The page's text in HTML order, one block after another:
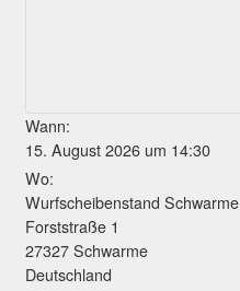
Wann:
15. August 2026 um 14:30
Wo:
Wurfscheibenstand Schwarme
Forststraße 1
27327 Schwarme
Deutschland